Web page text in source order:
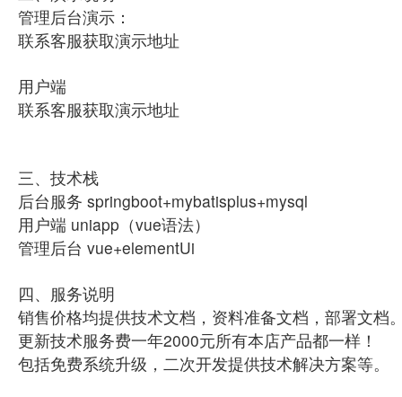
管理后台演示：
联系客服获取演示地址
用户端
联系客服获取演示地址
三、技术栈
后台服务 springboot+mybatisplus+mysql
用户端 uniapp（vue语法）
管理后台 vue+elementUi
四、服务说明
销售价格均提供技术文档，资料准备文档，部署文档
更新技术服务费一年2000元所有本店产品都一样！
包括免费系统升级，二次开发提供技术解决方案等。